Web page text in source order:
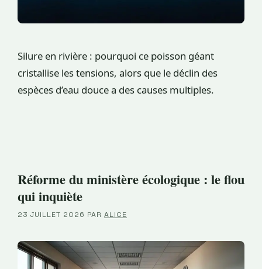
Silure en rivière : pourquoi ce poisson géant
cristallise les tensions, alors que le déclin des
espèces d’eau douce a des causes multiples.
Réforme du ministère écologique : le flou
qui inquiète
23 JUILLET 2026 PAR ALICE